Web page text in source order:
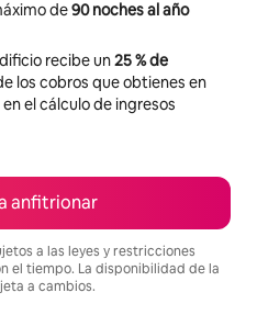
de90 noches al año
recibe un25 % de
los cobros que obtienes en
el cálculo de ingresos
anfitrionar
a las leyes y restricciones
el tiempo. La disponibilidad de la
a cambios.